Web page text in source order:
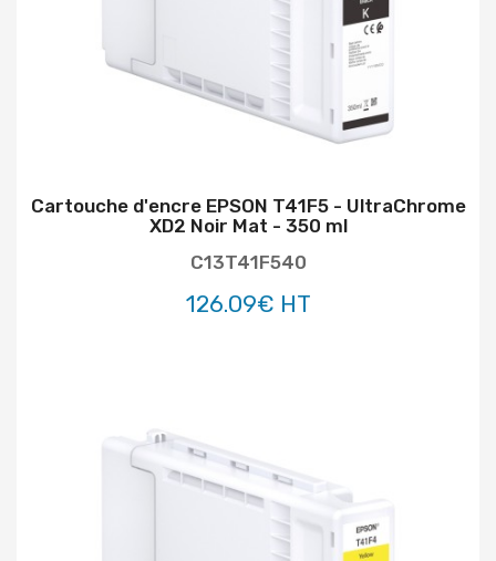
Cartouche d'encre EPSON T41F5 - UltraChrome
XD2 Noir Mat - 350 ml
C13T41F540
126.09€ HT